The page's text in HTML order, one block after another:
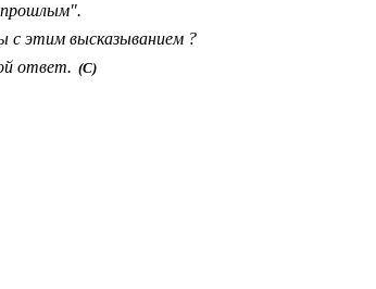
с этим высказыванием ?
ответ. (С)